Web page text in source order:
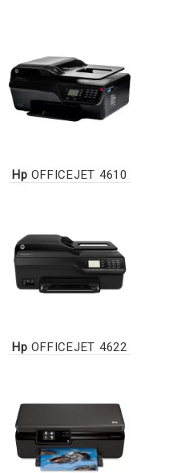
Hp OFFICEJET 4610
Hp OFFICEJET 4622